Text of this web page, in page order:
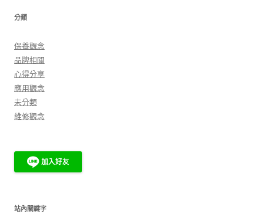
鍵
分類
保養觀念
品牌相關
心得分享
應用觀念
未分類
維修觀念
站內關鍵字